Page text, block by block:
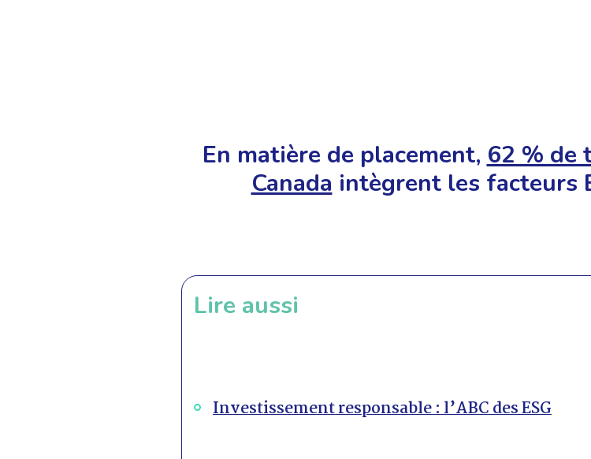
En matière de placement, 62 % de
Canada intègrent les facteurs
Lire aussi
Investissement responsable : l’ABC des ESG